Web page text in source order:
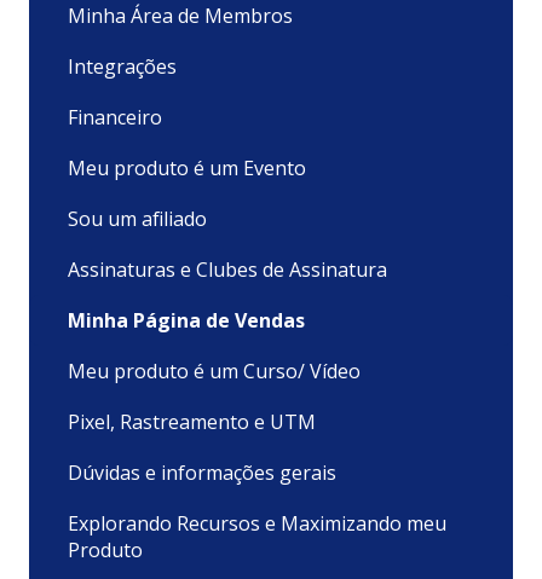
Minha Área de Membros
Integrações
Financeiro
Meu produto é um Evento
Sou um afiliado
Assinaturas e Clubes de Assinatura
Minha Página de Vendas
Meu produto é um Curso/ Vídeo
Pixel, Rastreamento e UTM
Dúvidas e informações gerais
Explorando Recursos e Maximizando meu
Produto